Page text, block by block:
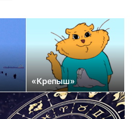
«Крепыш»